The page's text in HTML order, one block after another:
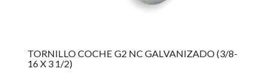
TORNILLO COCHE G2 NC GALVANIZADO (3/8-
16 X 3 1/2)